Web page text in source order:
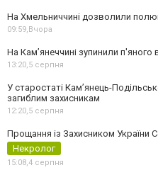
На Хмельниччині дозволили
09:59, Вчора
На Камʼянеччині зупинили п'яного
13:20,5 серпня
У старостаті Кам’янець-
загиблим захисникам
12:20,5 серпня
Прощання із Захисником України
Некролог
15:08,4 серпня